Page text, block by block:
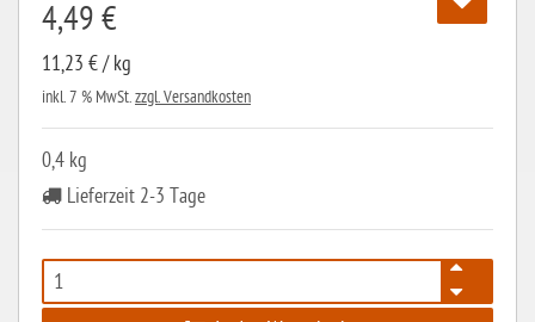
laktosefrei
ohne Hefe
ohne Ei
ohne Soja
ohne Haselnüsse
Bio
vegan
4,49 €
11,23 € / kg
inkl. 7 % MwSt.zzgl. Versandkosten
0,4 kg
Lieferzeit 2-3 Tage